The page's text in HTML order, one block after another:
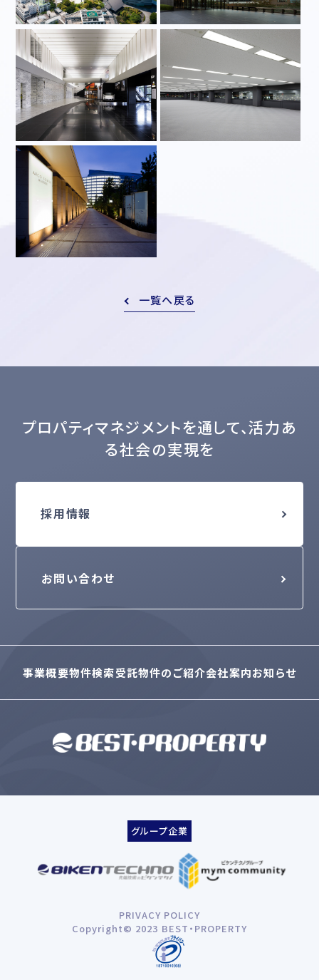
一覧へ戻る
プロパティマネジメントを通して、活力あ
る社会の実現を
採用情報
お問い合わせ
事業概要物件検索受託物件のご紹介会社案内お知らせ
グループ企業
PRIVACY POLICY
Copyright© 2023 BEST・PROPERTY